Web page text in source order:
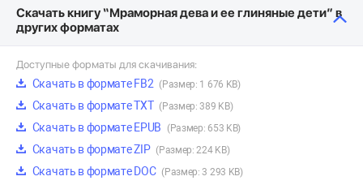
Скачать книгу “Мраморная дева и ее глиняные дети” в
других форматах
Доступные форматы для скачивания:
Скачать в формате FB2 (Размер: 1 676 KB)
Скачать в формате TXT (Размер: 389 KB)
Скачать в формате EPUB (Размер: 653 KB)
Скачать в формате ZIP (Размер: 224 KB)
Скачать в формате DOC (Размер: 3 293 KB)